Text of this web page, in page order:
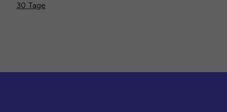
30 Tage